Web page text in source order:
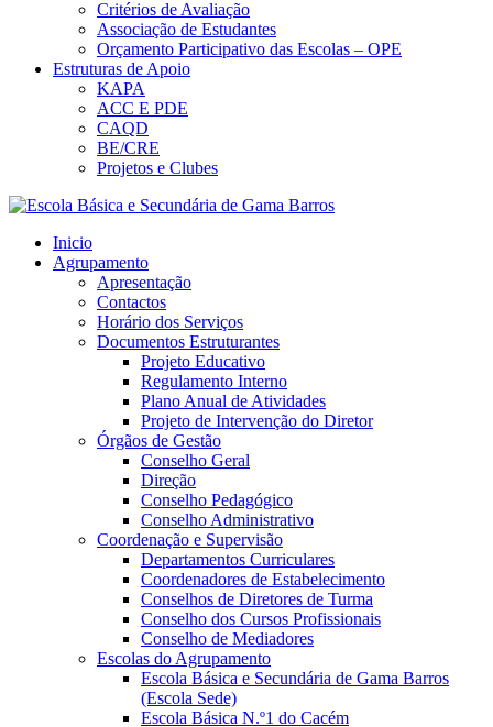
Critérios de Avaliação
Associação de Estudantes
Orçamento Participativo das Escolas – OPE
Estruturas de Apoio
KAPA
ACC E PDE
CAQD
BE/CRE
Projetos e Clubes
Inicio
Agrupamento
Apresentação
Contactos
Horário dos Serviços
Documentos Estruturantes
Projeto Educativo
Regulamento Interno
Plano Anual de Atividades
Projeto de Intervenção do Diretor
Órgãos de Gestão
Conselho Geral
Direção
Conselho Pedagógico
Conselho Administrativo
Coordenação e Supervisão
Departamentos Curriculares
Coordenadores de Estabelecimento
Conselhos de Diretores de Turma
Conselho dos Cursos Profissionais
Conselho de Mediadores
Escolas do Agrupamento
Escola Básica e Secundária de Gama Barros
(Escola Sede)
Escola Básica N.º1 do Cacém